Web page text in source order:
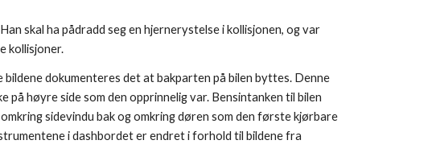
skal ha pådradd seg en hjernerystelse i kollisjonen, og var
kollisjoner.
dokumenteres det at bakparten på bilen byttes. Denne
høyre side som den opprinnelig var. Bensintanken til bilen
sidevindu bak og omkring døren som den første kjørbare
i dashbordet er endret i forhold til bildene fra